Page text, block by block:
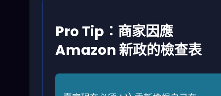
Pro Tip：商家因應
Amazon 新政的檢查表